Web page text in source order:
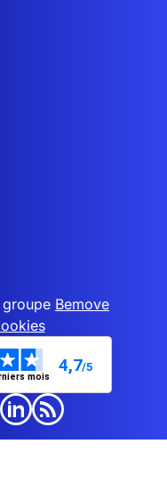
Bemove
mois
4,7/5